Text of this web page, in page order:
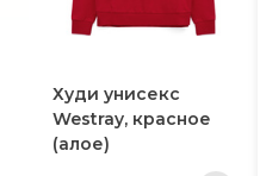
Худи унисекс
Westray, красное
(алое)